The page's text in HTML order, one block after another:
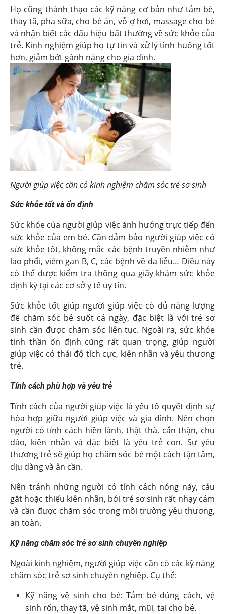
Họ cũng thành thạo các kỹ năng cơ bản như tắm bé,
thay tã, pha sữa, cho bé ăn, vỗ ợ hơi, massage cho bé
và nhận biết các dấu hiệu bất thường về sức khỏe của
trẻ. Kinh nghiệm giúp họ tự tin và xử lý tình huống tốt
hơn, giảm bớt gánh nặng cho gia đình.
Người giúp việc cần có kinh nghiệm chăm sóc trẻ sơ sinh
Sức khỏe tốt và ổn định
Sức khỏe của người giúp việc ảnh hưởng trực tiếp đến
sức khỏe của em bé. Cần đảm bảo người giúp việc có
sức khỏe tốt, không mắc các bệnh truyền nhiễm như
lao phổi, viêm gan B, C, các bệnh về da liễu… Điều này
có thể được kiểm tra thông qua giấy khám sức khỏe
định kỳ tại các cơ sở y tế uy tín.
Sức khỏe tốt giúp người giúp việc có đủ năng lượng
để chăm sóc bé suốt cả ngày, đặc biệt là với trẻ sơ
sinh cần được chăm sóc liên tục. Ngoài ra, sức khỏe
tinh thần ổn định cũng rất quan trọng, giúp người
giúp việc có thái độ tích cực, kiên nhẫn và yêu thương
trẻ.
Tính cách phù hợp và yêu trẻ
Tính cách của người giúp việc là yếu tố quyết định sự
hòa hợp giữa người giúp việc và gia đình. Nên chọn
người có tính cách hiền lành, thật thà, cẩn thận, chu
đáo, kiên nhẫn và đặc biệt là yêu trẻ con. Sự yêu
thương trẻ sẽ giúp họ chăm sóc bé một cách tận tâm,
dịu dàng và ân cần.
Nên tránh những người có tính cách nóng nảy, cáu
gắt hoặc thiếu kiên nhẫn, bởi trẻ sơ sinh rất nhạy cảm
và cần được chăm sóc trong môi trường yêu thương,
an toàn.
Kỹ năng chăm sóc trẻ sơ sinh chuyên nghiệp
Ngoài kinh nghiệm, người giúp việc cần có các kỹ năng
chăm sóc trẻ sơ sinh chuyên nghiệp. Cụ thể:
Kỹ năng vệ sinh cho bé: Tắm bé đúng cách, vệ
sinh rốn, thay tã, vệ sinh mắt, mũi, tai cho bé.